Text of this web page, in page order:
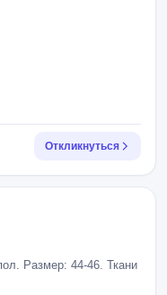
Откликнуться
Размер: 44-46. Ткани